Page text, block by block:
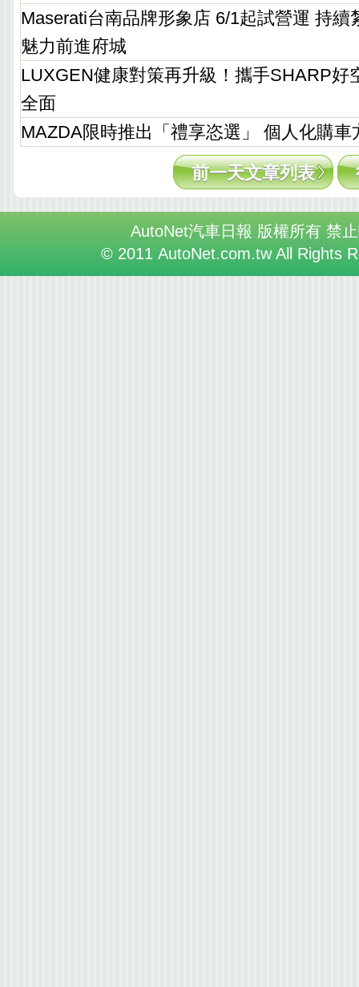
Maserati台南品牌形象店 6/1起試營運 持續
魅力前進府城
LUXGEN健康對策再升級！攜手SHARP好
全面
MAZDA限時推出「禮享恣選」 個人化購車
前一天文章列表
AutoNet汽車日報 版權所有 禁
© 2011 AutoNet.com.tw All Rights